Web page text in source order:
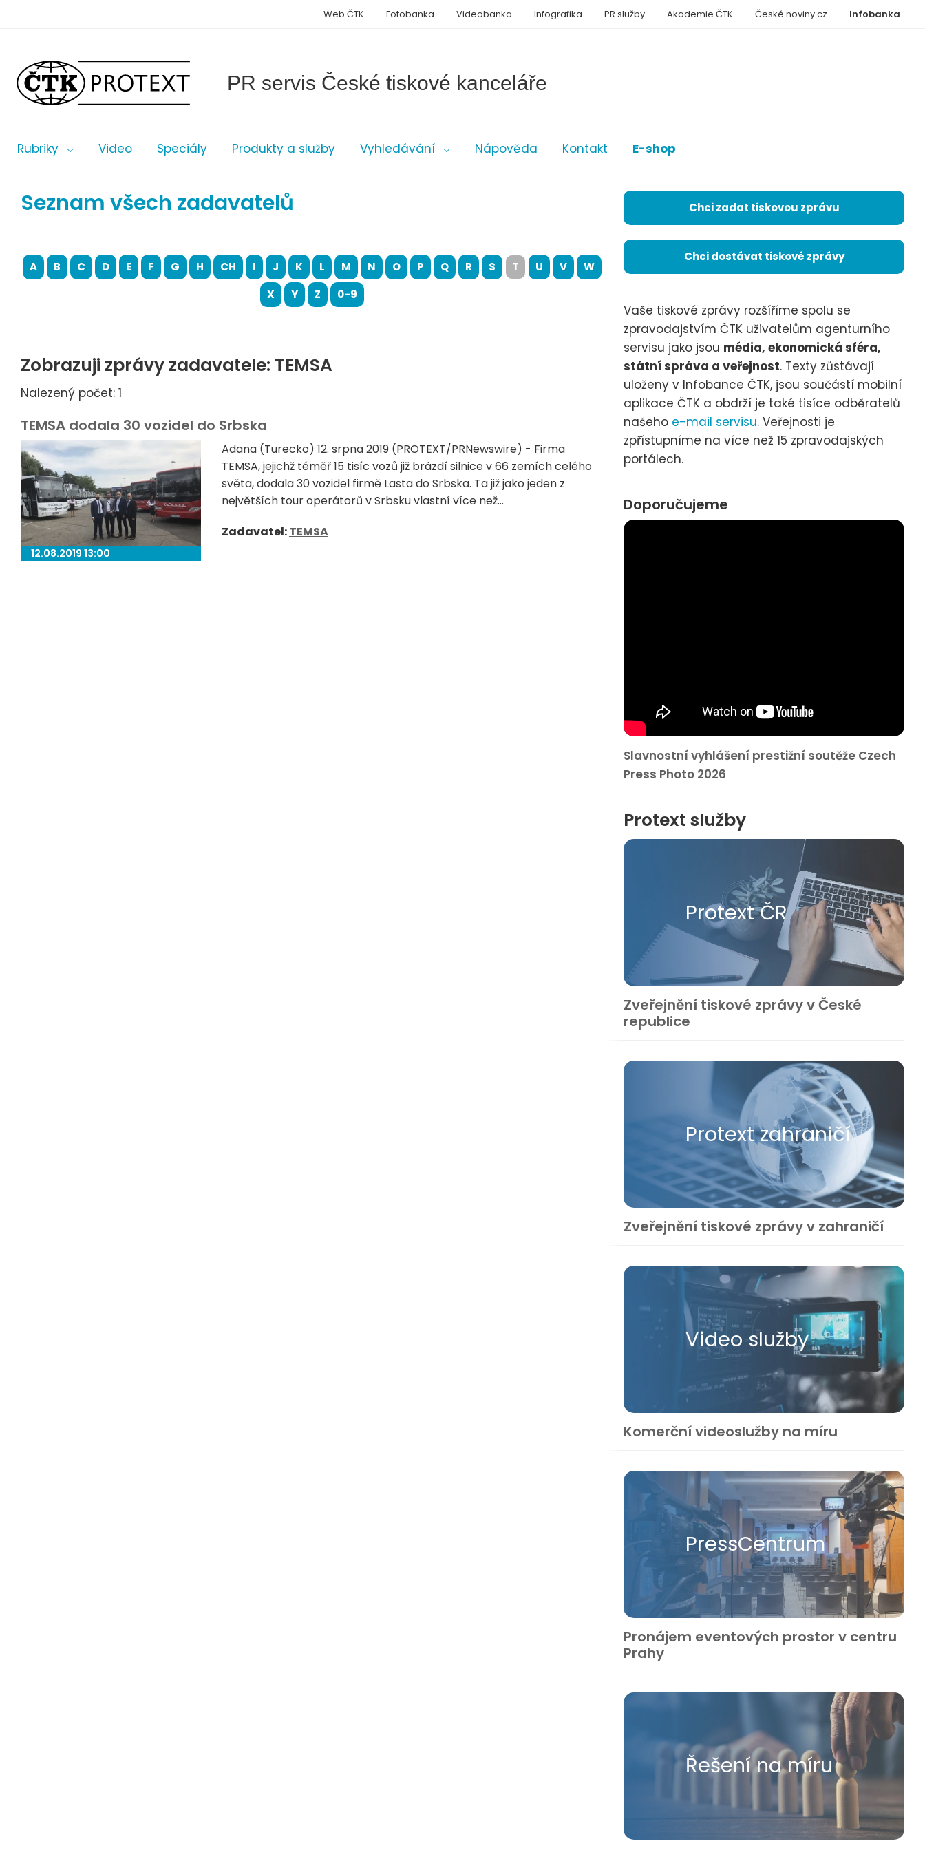
PR servis České tiskové kanceláře
Rubriky Video Speciály Produkty a služby Vyhledávání Nápověda Kontakt E-shop
Infobanka
Web ČTK Fotobanka Videobanka Infografika PR služby Akademie ČTK České noviny.cz
Seznam všech zadavatelů
A B C D E F G H CH I J K L M N O P Q R S T U V
W
X
Y Z 0-9
Zobrazuji zprávy zadavatele: TEMSA
Nalezený počet: 1
TEMSA dodala 30 vozidel do Srbska
12.08.2019 13:00
Adana (Turecko) 12. srpna 2019 (PROTEXT/PRNewswire) - Firma
TEMSA, jejichž téměř 15 tisíc vozů již brázdí silnice v 66 zemích celého
světa, dodala 30 vozidel firmě Lasta do Srbska. Ta již jako jeden z
největších tour operátorů v Srbsku vlastní více než...
Zadavatel:TEMSA
Chci zadat tiskovou zprávu
Chci dostávat tiskové zprávy
Vaše tiskové zprávy rozšíříme spolu se
zpravodajstvím ČTK uživatelům agenturního
servisu jako jsou média, ekonomická sféra,
státní správa a veřejnost. Texty zůstávají
uloženy v Infobance ČTK, jsou součástí mobilní
aplikace ČTK a obdrží je také tisíce odběratelů
našeho e-mail servisu. Veřejnosti je
zpřístupníme na více než 15 zpravodajských
portálech.
Doporučujeme
Slavnostní vyhlášení prestižní soutěže Czech
Press Photo 2026
Protext služby
Protext ČR
Zveřejnění tiskové zprávy v České
republice
Protext zahraničí
Zveřejnění tiskové zprávy v zahraničí
Video služby
Komerční videoslužby na míru
Press​Centrum
Pronájem eventových prostor v centru
Prahy
Řešení na míru